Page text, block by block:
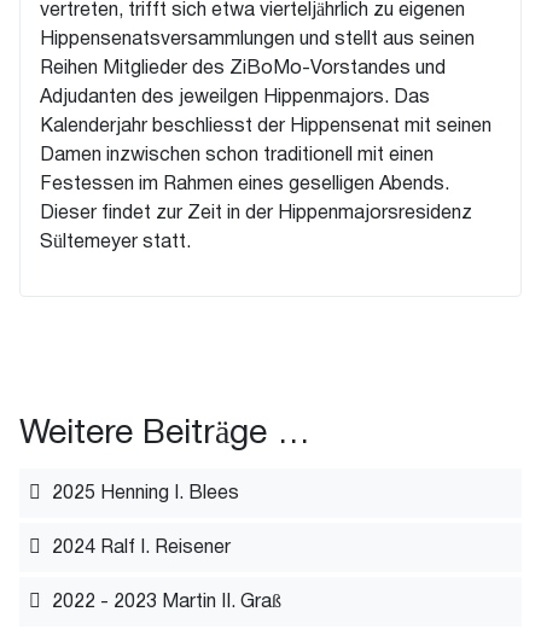
vertreten, trifft sich etwa vierteljährlich zu eigenen
Hippensenatsversammlungen und stellt aus seinen
Reihen Mitglieder des ZiBoMo-Vorstandes und
Adjudanten des jeweilgen Hippenmajors. Das
Kalenderjahr beschliesst der Hippensenat mit seinen
Damen inzwischen schon traditionell mit einen
Festessen im Rahmen eines geselligen Abends.
Dieser findet zur Zeit in der Hippenmajorsresidenz
Sültemeyer statt.
Weitere Beiträge …
2025 Henning I. Blees
2024 Ralf I. Reisener
2022 - 2023 Martin II. Graß